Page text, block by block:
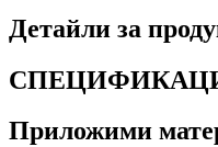
Детайли за
Приложими